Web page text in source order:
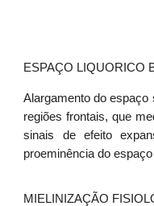
ESPAÇO LIQUORICO
Alargamento do espaço
regiões frontais, que
sinais de efeito
proeminência do
MIELINIZAÇÃO